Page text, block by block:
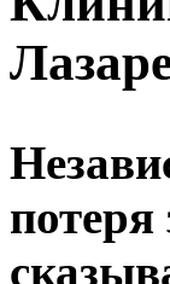
потеря